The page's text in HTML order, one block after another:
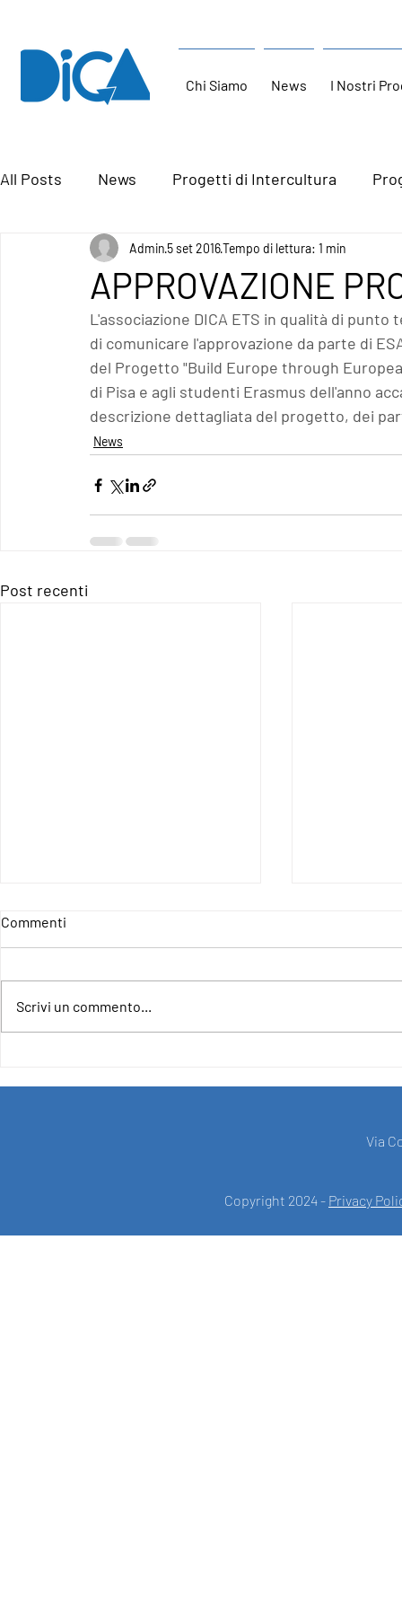
Chi Siamo News I Nostri
All Posts News Progetti di Intercultura
APPROVAZIONE
Admin 5 set 2016Tempo di lettura: 1 min
L'associazione DICA ETS in qualità di
di comunicare l'approvazione da parte di
del Progetto "Build Europe through
di Pisa e agli studenti Erasmus dell'anno
descrizione dettagliata del progetto, dei
News
Post recenti
"EUROPE
Commenti
Scrivi un commento...
Via
Copyright 2024 - Privacy